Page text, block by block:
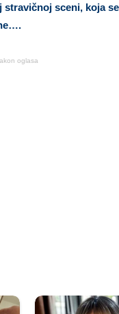
stravičnoj sceni, koja
oglasa